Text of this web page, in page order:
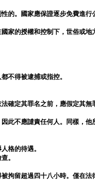
的。國家應保證逐步免費進行
家的授權和控制下，世俗或
不得被逮捕或指控。
確定其罪名之前，應假定其
此不應譴責任何人。同樣，
格的待遇。
。
拘留超過四十八小時。僅在法